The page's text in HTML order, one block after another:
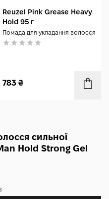
Reuzel Pink Grease Heavy
Hold 95 г
Помада для укладання волосся
783 ₴
сильної
Hold Strong Gel